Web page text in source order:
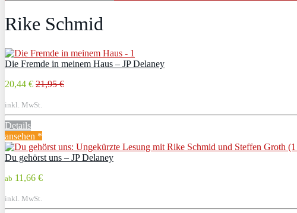
Rike Schmid
Die Fremde in meinem Haus – JP Delaney
20,44 € 21,95 €
inkl. MwSt.
Details
ansehen *
Du gehörst uns – JP Delaney
ab 11,66 €
inkl. MwSt.